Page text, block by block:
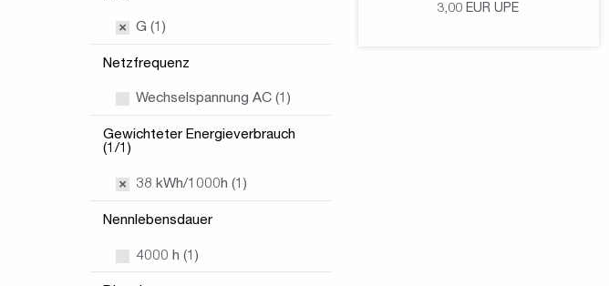
G (1)
Netzfrequenz
Wechselspannung AC (1)
Gewichteter Energieverbrauch
(1/1)
38 kWh/1000h (1)
Nennlebensdauer
4000 h (1)
3,00 EUR UPE